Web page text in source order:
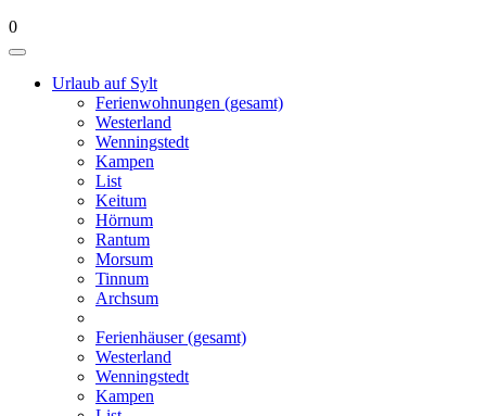
0
Urlaub auf Sylt
Ferienwohnungen (gesamt)
Westerland
Wenningstedt
Kampen
List
Keitum
Hörnum
Rantum
Morsum
Tinnum
Archsum
Ferienhäuser (gesamt)
Westerland
Wenningstedt
Kampen